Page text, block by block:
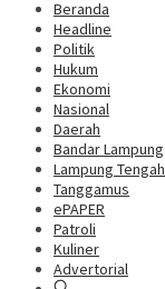
Beranda
Headline
Politik
Hukum
Ekonomi
Nasional
Daerah
Bandar Lampung
Lampung Tengah
Tanggamus
ePAPER
Patroli
Kuliner
Advertorial